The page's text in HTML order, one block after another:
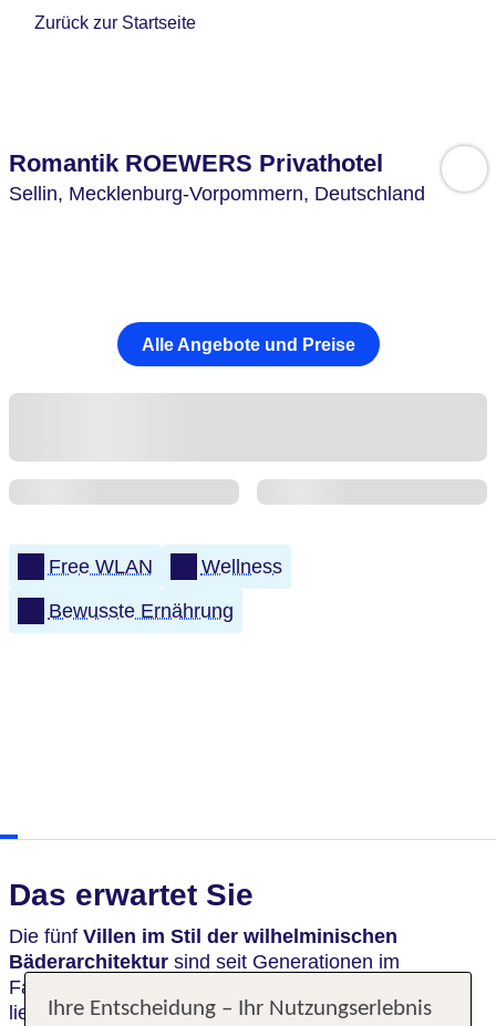
Zurück zur Startseite
Romantik ROEWERS Privathotel
Sellin, Mecklenburg-Vorpommern, Deutschland
Alle Angebote und Preise
Free WLAN
Wellness
Bewusste Ernährung
Das erwartet Sie
Die fünf Villen im Stil der wilhelminischen
Bäderarchitektur sind seit Generationen im
Familienbesitz. Die historischen Gebäude wurden
liebevoll und stilbewusst saniert, stehen heute unter
Ihre Entscheidung – Ihr Nutzungserlebnis